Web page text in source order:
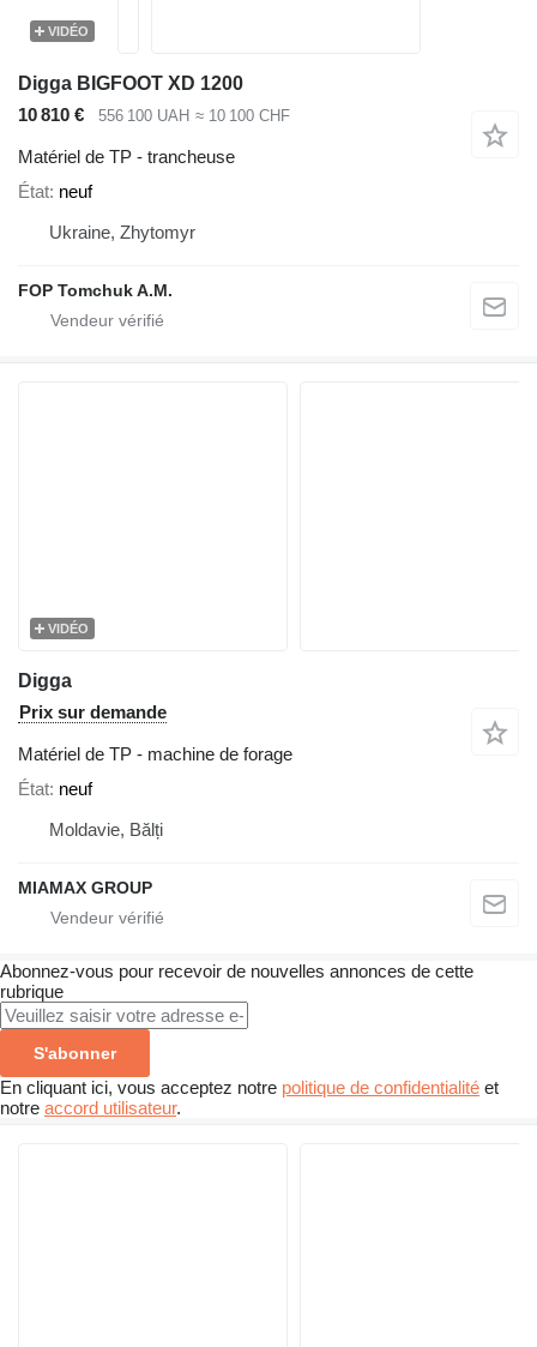
VIDÉO
Digga BIGFOOT XD 1200
10 810 €
556 100 UAH ≈ 10 100 CHF
Matériel de TP - trancheuse
État neuf
Ukraine, Zhytomyr
FOP Tomchuk A.M.
VIDÉO
Digga
Prix sur demande
Matériel de TP - machine de forage
État neuf
Moldavie, Bălți
MIAMAX GROUP
Abonnez-vous pour recevoir de nouvelles annonces de cette
rubrique
S'abonner
En cliquant ici, vous acceptez notre politique de confidentialité et
notre accord utilisateur.